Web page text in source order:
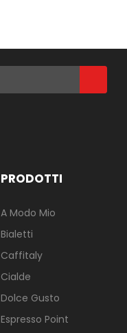
PRODOTTI
A Modo Mio
Bialetti
Caffitaly
Cialde
Dolce Gusto
Espresso Point